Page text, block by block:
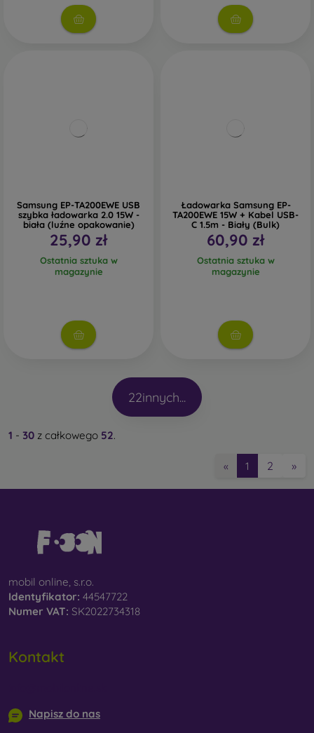
Samsung EP-TA200EWE USB
szybka ładowarka 2.0 15W -
biała (luźne opakowanie)
25,90 zł
Ostatnia sztuka w
magazynie
Ładowarka Samsung EP-
TA200EWE 15W + Kabel USB-
C 1.5m - Biały (Bulk)
60,90 zł
Ostatnia sztuka w
magazynie
22innych...
1 - 30 z całkowego 52.
« 1 2 »
mobil online, s.r.o.
Identyfikator: 44547722
Numer VAT: SK2022734318
Kontakt
Napisz do nas